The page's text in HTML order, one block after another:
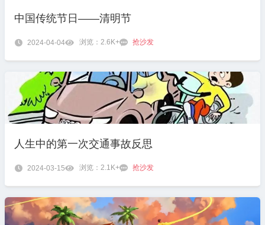
中国传统节日——清明节
 2024-04-04 浏览：2.6K+ 抢沙发
人生中的第一次交通事故反思
 2024-03-15 浏览：2.1K+ 抢沙发